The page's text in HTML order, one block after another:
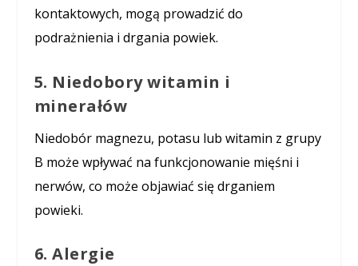
kontaktowych, mogą prowadzić do
podrażnienia i drgania powiek.
5. Niedobory witamin i
minerałów
Niedobór magnezu, potasu lub witamin z grupy
B może wpływać na funkcjonowanie mięśni i
nerwów, co może objawiać się drganiem
powieki.
6. Alergie